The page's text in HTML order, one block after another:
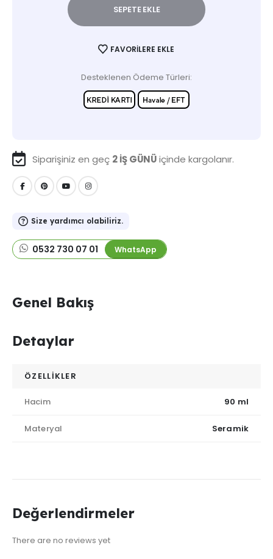
SEPETE EKLE
FAVORILERE EKLE
Desteklenen Ödeme Türleri:
Siparişiniz en geç 2 İŞ GÜNÜiçinde kargolanır.
Size yardımcı olabiliriz.
0532 730 07 01 WhatsApp
Genel Bakış
Detaylar
ÖZELLİKLER
Hacim 90 ml
Materyal Seramik
Değerlendirmeler
There are no reviews yet